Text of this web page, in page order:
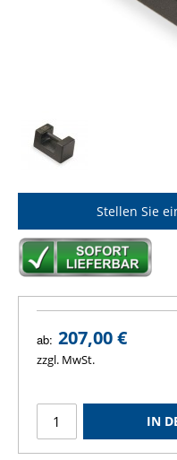
Stellen Sie
ab: 207,00 €
zzgl. MwSt.
IN